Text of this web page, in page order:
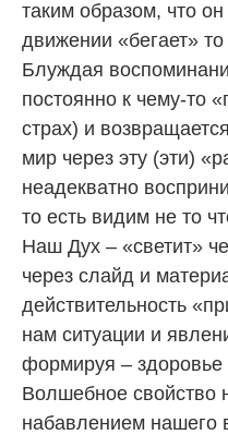
таким образом, что
движении «бегает»
Блуждая
постоянно к чему-то
страх) и
мир через эту (эти)
неадекватно
то есть видим не то
Наш Дух – «светит»
через слайд и
действительность
нам ситуации и
формируя – здоровье
Волшебное свойство
набавлением нашего